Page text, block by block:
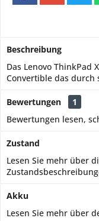
Beschreibung
Das Lenovo ThinkPad
Convertible das durch
Bewertungen
1
Bewertungen lesen,
Zustand
Lesen Sie mehr über
Akku
Lesen Sie mehr über